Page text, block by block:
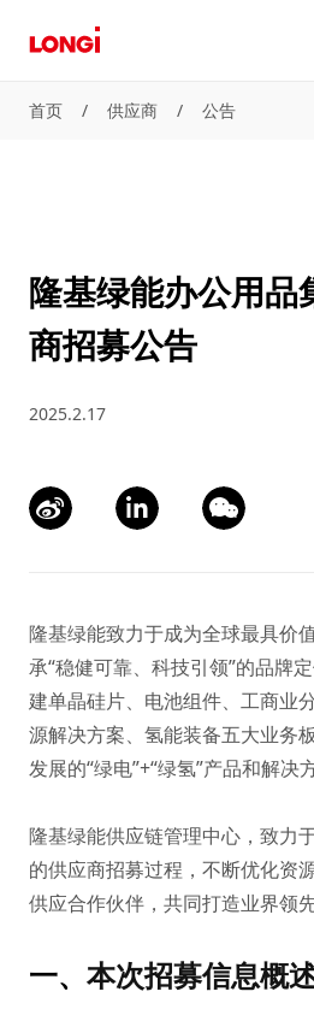
首页 / 供应商 / 公告
隆基绿能办公用品
商招募公告
2025.2.17
隆基绿能致力于成为全球最具价
承“稳健可靠、科技引领”的品牌
建单晶硅片、电池组件、工商业
源解决方案、氢能装备五大业务
发展的“绿电”+“绿氢”产品和解决方
隆基绿能供应链管理中心，致力
的供应商招募过程，不断优化资
供应合作伙伴，共同打造业界领
一、 本次招募信息概